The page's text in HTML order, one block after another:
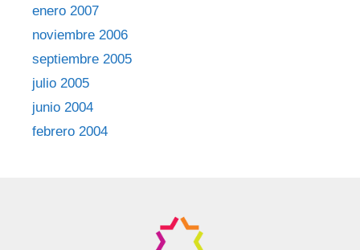
enero 2007
noviembre 2006
septiembre 2005
julio 2005
junio 2004
febrero 2004